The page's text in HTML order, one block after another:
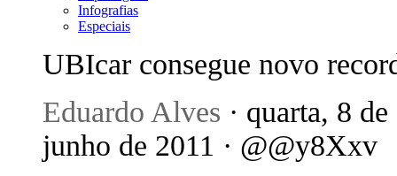
Infografias
Especiais
UBIcar consegue novo
Eduardo Alves · quarta, 8 de
junho de 2011 · @@y8Xxv